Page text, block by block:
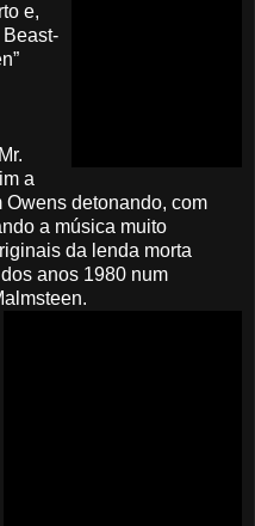
e,
Beast-
a
Owens detonando, com
a música muito
da lenda morta
anos 1980 num